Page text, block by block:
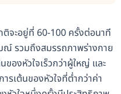
ติจะอยู่ที่ 60-100 ครั้งต่อนาที
รวมถึงสมรรถภาพร่างกาย
ของหัวใจเร็วกว่าผู้ใหญ่ และ
รเต้นของหัวใจที่ต่ำกว่าค่า